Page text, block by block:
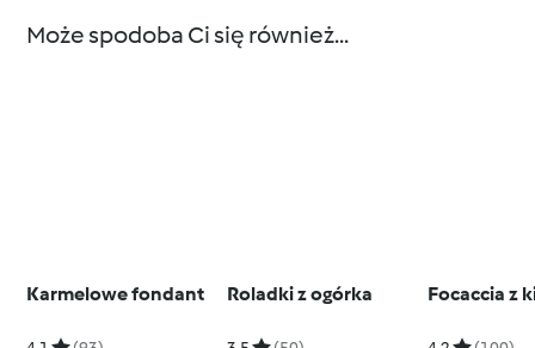
Może spodoba Ci się również...
Karmelowe fondant Roladki z ogórka Focaccia z